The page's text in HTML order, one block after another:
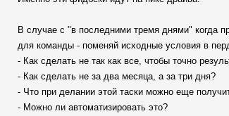
В случае с "в последними тремя днями" когда
для команды - поменяй исходные условия в
- Как сделать не так как все, чтобы точно
- Как сделать не за два месяца, а за три дня?
- Что при делании этой таски можно еще
- Можно ли автоматизировать это?